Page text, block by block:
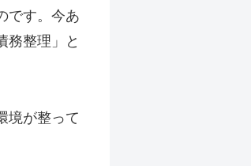
です。今あ
務整理」と
境が整って